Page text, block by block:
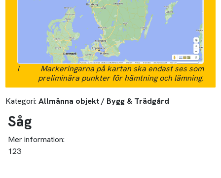
i
Markeringarna på kartan ska endast ses som
preliminära punkter för hämtning och lämning.
Kategori: Allmänna objekt / Bygg & Trädgård
Såg
Mer information:
123